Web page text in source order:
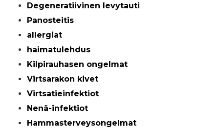
Degeneratiivinen levytauti
Panosteitis
allergiat
haimatulehdus
Kilpirauhasen ongelmat
Virtsarakon kivet
Virtsatieinfektiot
Nenä-infektiot
Hammasterveysongelmat